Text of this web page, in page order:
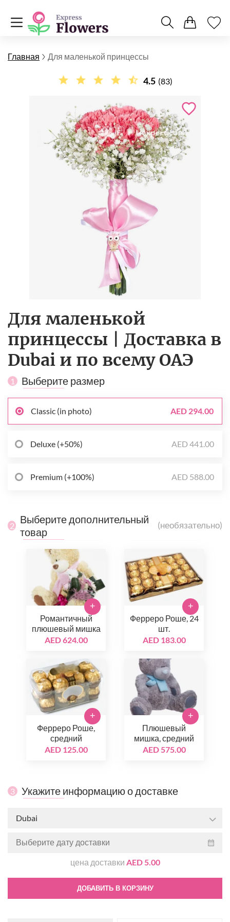
Главная Для маленькой принцессы
4.5 (83)
Для маленькой
принцессы | Доставка в
Dubai и по всему ОАЭ
1 Выберите размер
Classic (in photo) AED 294.00
Deluxe (+50%) AED 441.00
Premium (+100%) AED 588.00
2
Выберите дополнительный
товар
(необязательно)
Романтичный
плюшевый мишка
AED 624.00
+
Ферреро Роше, 24
шт.
AED 183.00
+
Ферреро Роше,
средний
AED 125.00
+
Плюшевый
мишка, средний
AED 575.00
+
3 Укажите информацию о доставке
Dubai
цена доставки AED 5.00
ДОБАВИТЬ В КОРЗИНУ